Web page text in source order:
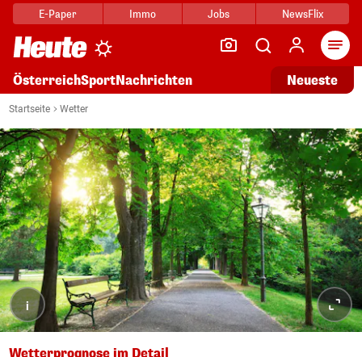
E-Paper Immo Jobs NewsFlix
ÖsterreichSportNachrichten Neueste
Startseite Wetter
i
Wetterprognose im Detail